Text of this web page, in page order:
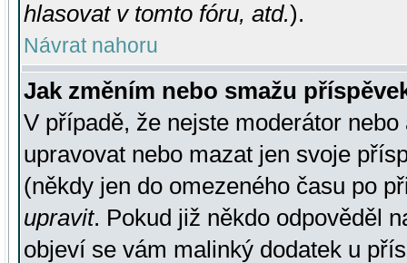
hlasovat v tomto fóru, atd.).
Návrat nahoru
Jak změním nebo smažu
V případě, že nejste moderátor
upravovat nebo mazat jen svoje
(někdy jen do omezeného času po
upravit. Pokud již někdo odpověděl
objeví se vám malinký dodatek u